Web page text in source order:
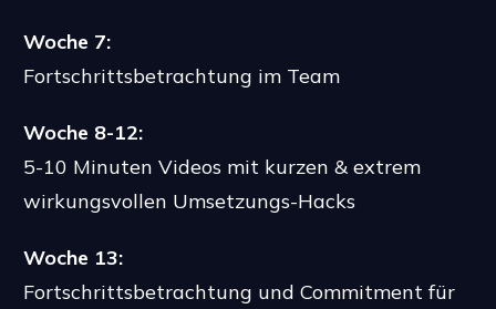
Woche 7:
Fortschrittsbetrachtung im Team
Woche 8-12:
5-10 Minuten Videos mit kurzen & extrem
wirkungsvollen Umsetzungs-Hacks
Woche 13:
Fortschrittsbetrachtung und Commitment für